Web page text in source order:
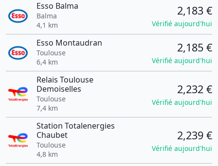
Esso Balma
Balma
4,1 km
2,183 €
Vérifié aujourd'hui
Esso Montaudran
Toulouse
6,4 km
2,185 €
Vérifié aujourd'hui
Relais Toulouse
Demoiselles
Toulouse
7,4 km
2,232 €
Vérifié aujourd'hui
Station Totalenergies
Chaubet
Toulouse
4,8 km
2,239 €
Vérifié aujourd'hui